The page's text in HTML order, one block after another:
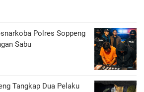
Polres Soppeng
Sabu
Tangkap Dua Pelaku